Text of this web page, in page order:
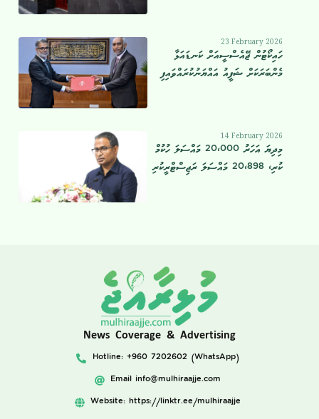
23 February 2026
ހައިކޯޓުން ޖޭއެސްސީއަށް ކަނޑައަޅާ
މެންބަރަކަށް ޝަފީއު އައްޔަނުކުރައްވައިފި
14 February 2026
މިދިޔަ އަހަރު 20،000 މައްސަލަ ހުކުމް
ކުރި، 20،898 މައްސަލަ ރަޖިސްޓްރީކުރި
News Coverage & Advertising
Hotline: +960 7202602 (WhatsApp)
Email info@mulhiraajje.com
Website: https://linktr.ee/mulhiraajje